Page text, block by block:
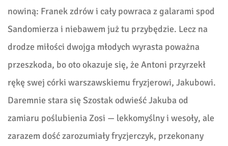
nowiną: Franek zdrów i cały powraca z galarami spod
Sandomierza i niebawem już tu przybędzie. Lecz na
drodze miłości dwojga młodych wyrasta poważna
przeszkoda, bo oto okazuje się, że Antoni przyrzekł
rękę swej córki warszawskiemu fryzjerowi, Jakubowi.
Daremnie stara się Szostak odwieść Jakuba od
zamiaru poślubienia Zosi — lekkomyślny i wesoły, ale
zarazem dość zarozumiały fryzjerczyk, przekonany